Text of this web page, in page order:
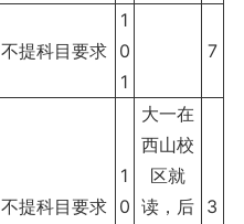
不提科目要求
1
0
1
7
不提科目要求
1
0
大一在
西山校
区就
读，后
3